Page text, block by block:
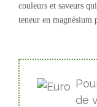
couleurs et saveurs
teneur en magnésium
de